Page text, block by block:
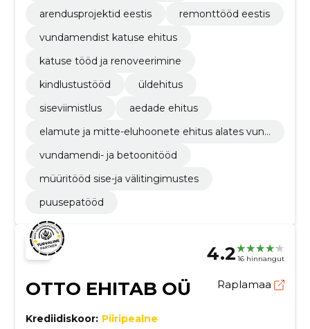
arendusprojektid eestis
remonttööd eestis
vundamendist katuse ehitus
katuse tööd ja renoveerimine
kindlustustööd
üldehitus
siseviimistlus
aedade ehitus
elamute ja mitte-eluhoonete ehitus alates vund
vundamendi- ja betoonitööd
müüritööd sise-ja välitingimustes
puusepatööd
4.2 16 hinnangut
OTTO EHITAB OÜ Raplamaa
Krediidiskoor: Piiripealne